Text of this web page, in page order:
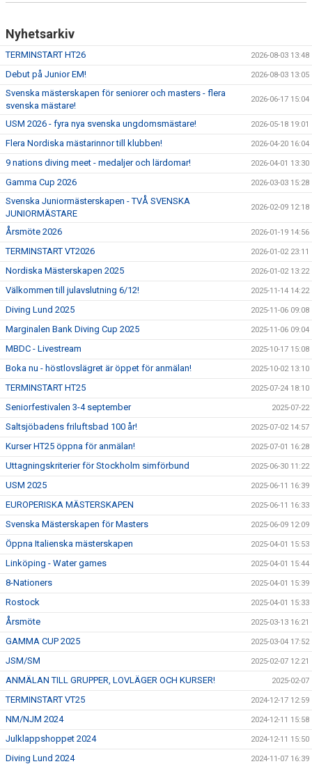
Nyhetsarkiv
TERMINSTART HT26 2026-08-03 13:48
Debut på Junior EM! 2026-08-03 13:05
Svenska mästerskapen för seniorer och masters - flera
svenska mästare!
2026-06-17 15:04
USM 2026 - fyra nya svenska ungdomsmästare! 2026-05-18 19:01
Flera Nordiska mästarinnor till klubben! 2026-04-20 16:04
9 nations diving meet - medaljer och lärdomar! 2026-04-01 13:30
Gamma Cup 2026 2026-03-03 15:28
Svenska Juniormästerskapen - TVÅ SVENSKA
JUNIORMÄSTARE
2026-02-09 12:18
Årsmöte 2026 2026-01-19 14:56
TERMINSTART VT2026 2026-01-02 23:11
Nordiska Mästerskapen 2025 2026-01-02 13:22
Välkommen till julavslutning 6/12! 2025-11-14 14:22
Diving Lund 2025 2025-11-06 09:08
Marginalen Bank Diving Cup 2025 2025-11-06 09:04
MBDC - Livestream 2025-10-17 15:08
Boka nu - höstlovslägret är öppet för anmälan! 2025-10-02 13:10
TERMINSTART HT25 2025-07-24 18:10
Seniorfestivalen 3-4 september 2025-07-22
Saltsjöbadens friluftsbad 100 år! 2025-07-02 14:57
Kurser HT25 öppna för anmälan! 2025-07-01 16:28
Uttagningskriterier för Stockholm simförbund 2025-06-30 11:22
USM 2025 2025-06-11 16:39
EUROPERISKA MÄSTERSKAPEN 2025-06-11 16:33
Svenska Mästerskapen för Masters 2025-06-09 12:09
Öppna Italienska mästerskapen 2025-04-01 15:53
Linköping - Water games 2025-04-01 15:44
8-Nationers 2025-04-01 15:39
Rostock 2025-04-01 15:33
Årsmöte 2025-03-13 16:21
GAMMA CUP 2025 2025-03-04 17:52
JSM/SM 2025-02-07 12:21
ANMÄLAN TILL GRUPPER, LOVLÄGER OCH KURSER! 2025-02-07
TERMINSTART VT25 2024-12-17 12:59
NM/NJM 2024 2024-12-11 15:58
Julklappshoppet 2024 2024-12-11 15:50
Diving Lund 2024 2024-11-07 16:39